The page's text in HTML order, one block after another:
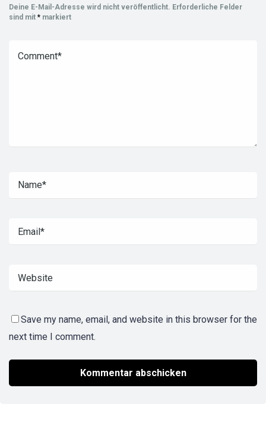
Deine E-Mail-Adresse wird nicht veröffentlicht. Erforderliche Felder
sind mit * markiert
Save my name, email, and website in this browser for the
next time I comment.